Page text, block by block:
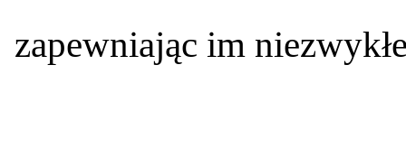
zapewniając im